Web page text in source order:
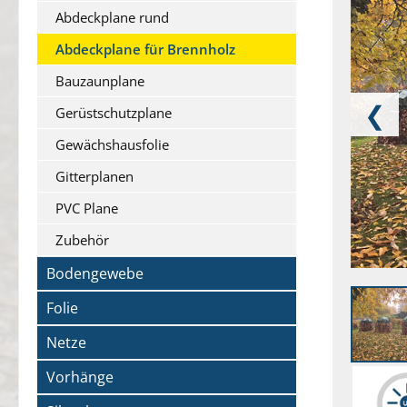
Abdeckplane rund
Abdeckplane für Brennholz
Bauzaunplane
Gerüstschutzplane
Gewächshausfolie
Gitterplanen
PVC Plane
Zubehör
Bodengewebe
Folie
Netze
Vorhänge
❮